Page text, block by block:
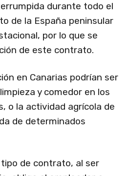
durante todo el
de la España peninsular
por lo que se
de este contrato.
en Canarias podrían ser
y comedor en los
o la actividad agrícola de
de determinados
de contrato, al ser